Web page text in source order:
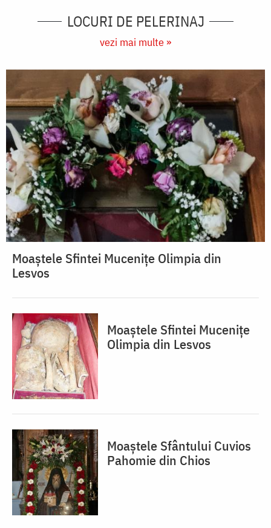
LOCURI DE PELERINAJ
vezi mai multe »
Moaștele Sfintei Mucenițe Olimpia din
Lesvos
Moaștele Sfintei Mucenițe
Olimpia din Lesvos
Moaștele Sfântului Cuvios
Pahomie din Chios